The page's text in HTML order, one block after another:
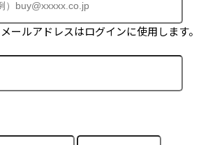
ールアドレスはログインに使用します。